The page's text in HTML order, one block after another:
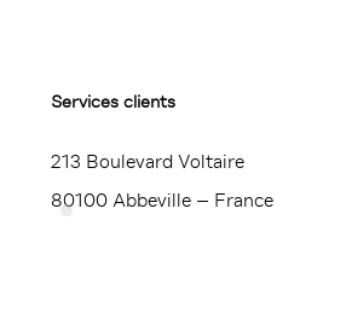
Services clients
213 Boulevard Voltaire
80100 Abbeville – France